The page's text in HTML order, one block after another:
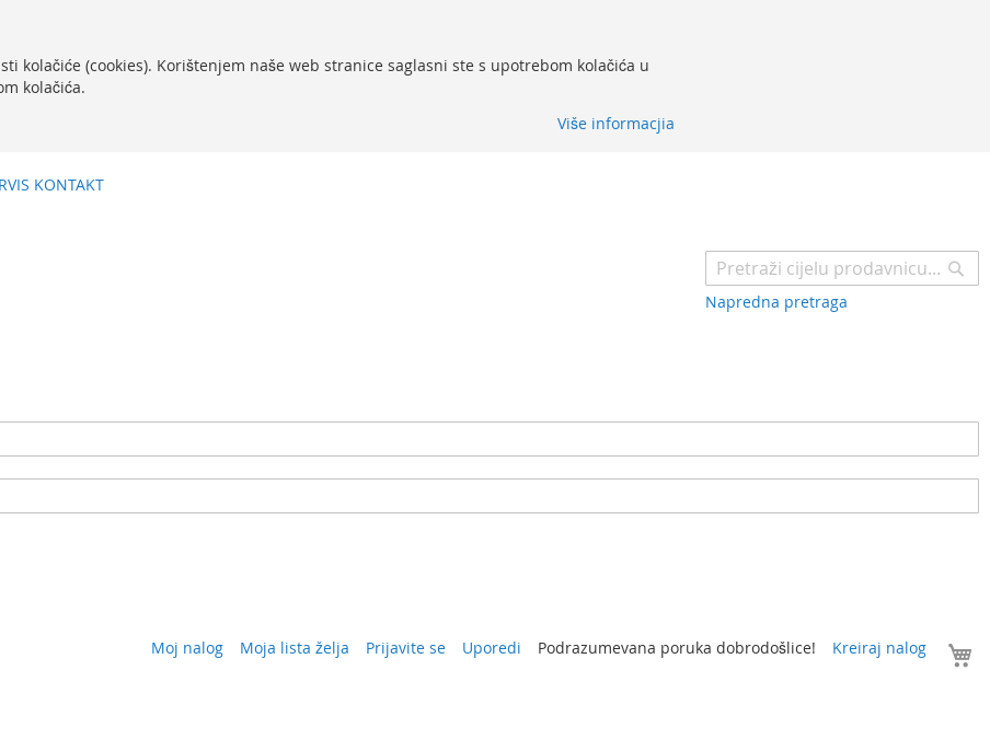
kolačiće (cookies). Korištenjem naše web stranice saglasni ste s upotrebom kolačića u
kolačića.
Više informacjia
KONTAKT
Napredna pretraga
Moj nalog Moja lista želja Prijavite se Uporedi Podrazumevana poruka dobrodošlice! Kreiraj nalog